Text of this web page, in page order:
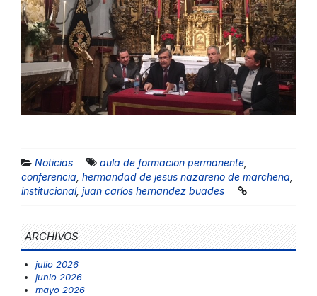
Noticias aula de formacion permanente
conferencia hermandad de jesus nazareno de marchena
institucional, juan carlos hernandez buades
ARCHIVOS
julio 2026
junio 2026
mayo 2026